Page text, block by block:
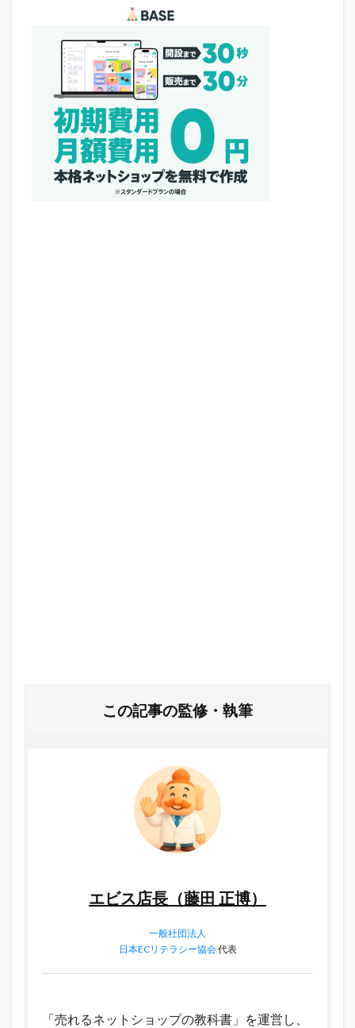
この記事の監修・執筆
エビス店長（藤田 正博）
一般社団法人
日本ECリテラシー協会代表
「売れるネットショップの教科書」を運営し、